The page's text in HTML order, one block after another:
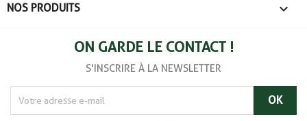
NOS PRODUITS 
ON GARDE LE CONTACT !
S'INSCRIRE À LA NEWSLETTER